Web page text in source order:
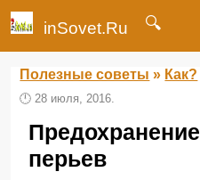
inSovet.Ru 🔍
Полезные советы » Как?
🕛28 июля, 2016.
перьев